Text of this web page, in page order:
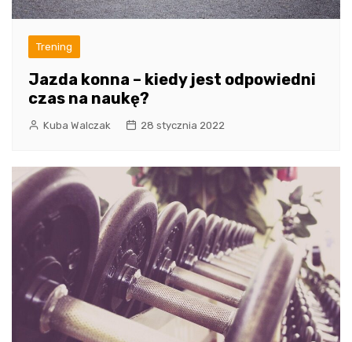
Trening
Jazda konna – kiedy jest odpowiedni
czas na naukę?
Kuba Walczak 28 stycznia 2022